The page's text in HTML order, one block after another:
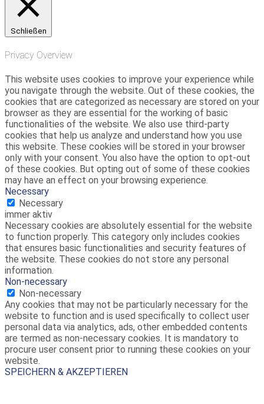
Schließen
Privacy Overview
This website uses cookies to improve your experience while
you navigate through the website. Out of these cookies, the
cookies that are categorized as necessary are stored on your
browser as they are essential for the working of basic
functionalities of the website. We also use third-party
cookies that help us analyze and understand how you use
this website. These cookies will be stored in your browser
only with your consent. You also have the option to opt-out
of these cookies. But opting out of some of these cookies
may have an effect on your browsing experience.
Necessary
Necessary
immer aktiv
Necessary cookies are absolutely essential for the website
to function properly. This category only includes cookies
that ensures basic functionalities and security features of
the website. These cookies do not store any personal
information.
Non-necessary
Non-necessary
Any cookies that may not be particularly necessary for the
website to function and is used specifically to collect user
personal data via analytics, ads, other embedded contents
are termed as non-necessary cookies. It is mandatory to
procure user consent prior to running these cookies on your
website.
SPEICHERN & AKZEPTIEREN